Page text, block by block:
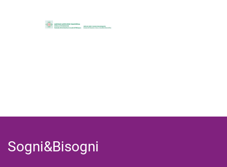
Sogni&Bisogni